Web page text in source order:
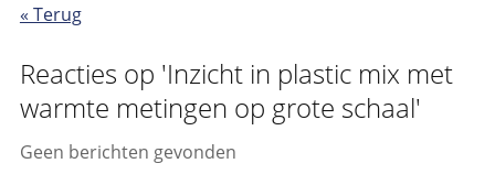
« Terug
Reacties op 'Inzicht in plastic mix met
warmte metingen op grote schaal'
Geen berichten gevonden